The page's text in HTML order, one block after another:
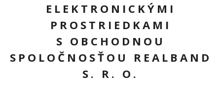
ELEKTRONICKÝMI
PROSTRIEDKAMI
S OBCHODNOU
SPOLOČNOSŤOU REALBAND
S. R. O.